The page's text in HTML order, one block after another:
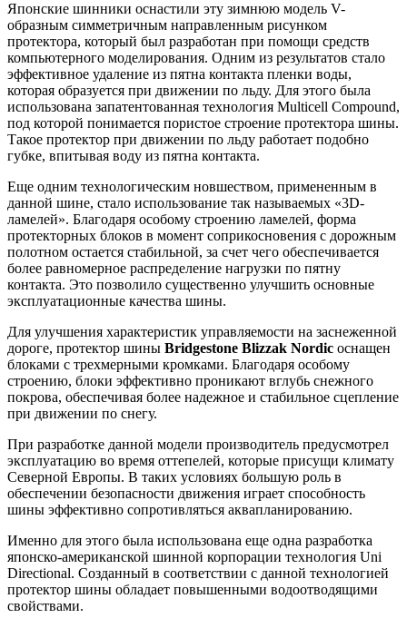
Японские шинники оснастили эту зимнюю модель V-
образным симметричным направленным рисунком
протектора, который был разработан при помощи средств
компьютерного моделирования. Одним из результатов стало
эффективное удаление из пятна контакта пленки воды,
которая образуется при движении по льду. Для этого была
использована запатентованная технология Multicell Compound,
под которой понимается пористое строение протектора шины.
Такое протектор при движении по льду работает подобно
губке, впитывая воду из пятна контакта.
Еще одним технологическим новшеством, примененным в
данной шине, стало использование так называемых «3D-
ламелей». Благодаря особому строению ламелей, форма
протекторных блоков в момент соприкосновения с дорожным
полотном остается стабильной, за счет чего обеспечивается
более равномерное распределение нагрузки по пятну
контакта. Это позволило существенно улучшить основные
эксплуатационные качества шины.
Для улучшения характеристик управляемости на заснеженной
дороге, протектор шины Bridgestone Blizzak Nordic оснащен
блоками с трехмерными кромками. Благодаря особому
строению, блоки эффективно проникают вглубь снежного
покрова, обеспечивая более надежное и стабильное сцепление
при движении по снегу.
При разработке данной модели производитель предусмотрел
эксплуатацию во время оттепелей, которые присущи климату
Северной Европы. В таких условиях большую роль в
обеспечении безопасности движения играет способность
шины эффективно сопротивляться аквапланированию.
Именно для этого была использована еще одна разработка
японско-американской шинной корпорации технология Uni
Directional. Созданный в соответствии с данной технологией
протектор шины обладает повышенными водоотводящими
свойствами.